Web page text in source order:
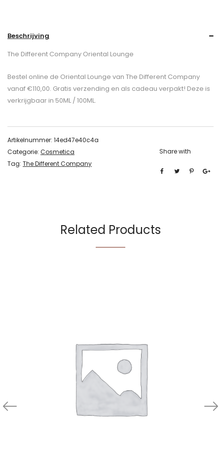
Beschrijving
The Different Company Oriental Lounge
Bestel online de Oriental Lounge van The Different Company
vanaf €110,00. Gratis verzending en als cadeau verpakt! Deze is
verkrijgbaar in 50ML / 100ML.
Artikelnummer: 14ed47e40c4a
Categorie: Cosmetica
Tag: The Different Company
Share with
Related Products